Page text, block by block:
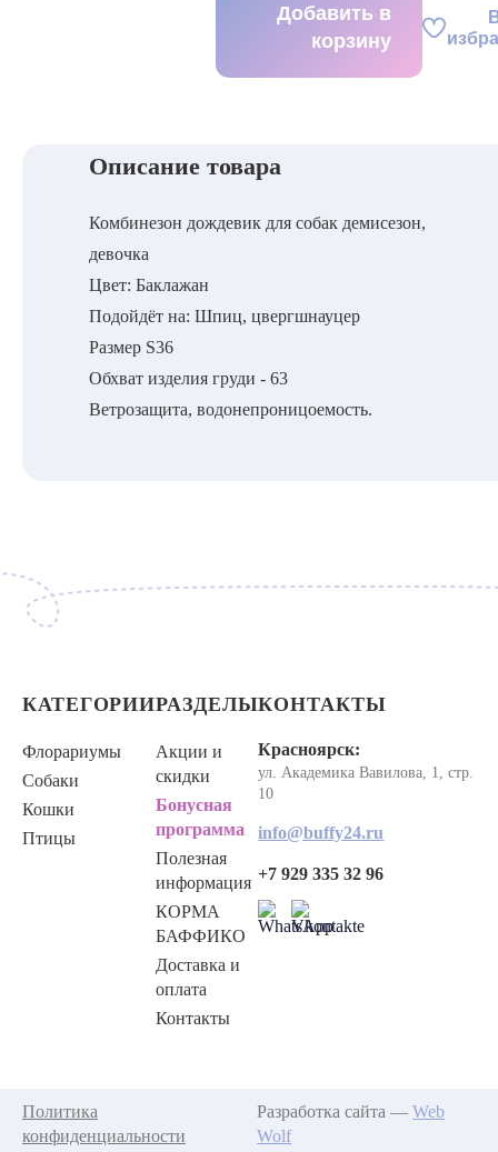
Добавить в
корзину
Описание товара
Комбинезон дождевик для собак демисезон,
девочка
Цвет: Баклажан
Подойдёт на: Шпиц, цвергшнауцер
Размер S36
Обхват изделия груди - 63
Ветрозащита, водонепроницоемость.
КАТЕГОРИИ
Флорариумы
Собаки
Кошки
Птицы
РАЗДЕЛЫ
Акции и
скидки
Бонусная
программа
Полезная
информация
КОРМА
БАФФИКО
Доставка и
оплата
Контакты
КОНТАКТЫ
Красноярск:
ул. Академика Вавилова, 1, стр.
10
info@buffy24.ru
+7 929 335 32 96
Политика
конфиденциальности
Разработка сайта —Web
Wolf